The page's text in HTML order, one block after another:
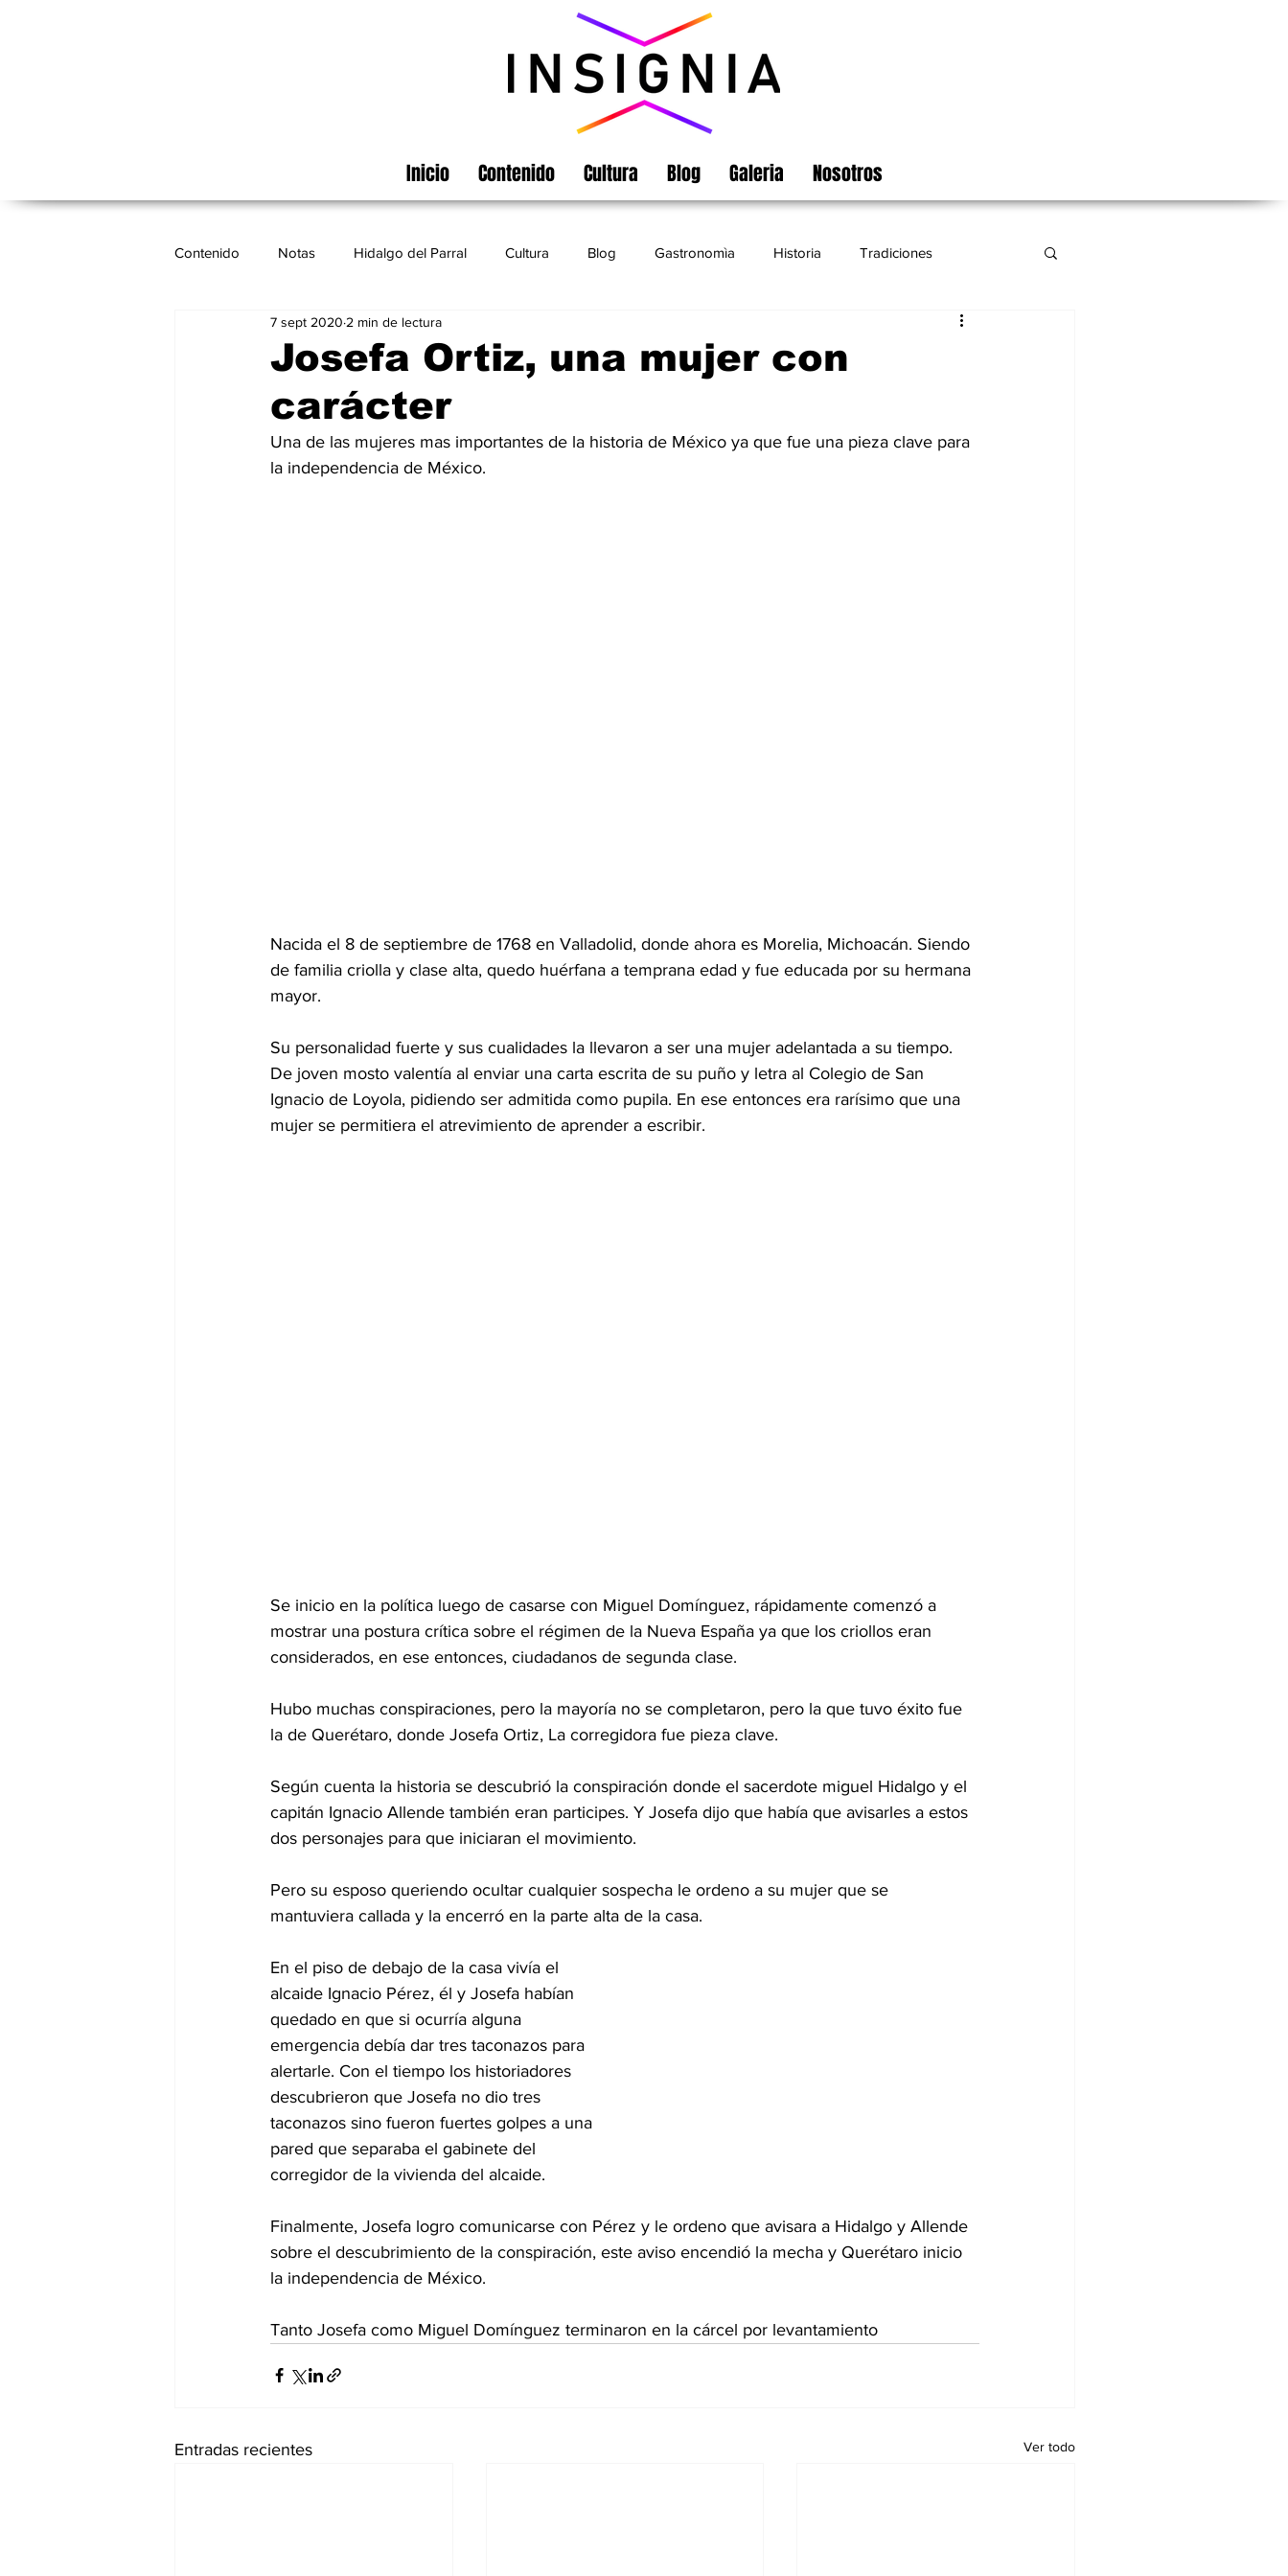
Inicio Contenido Cultura Blog Galeria Nosotros
Contenido Notas Hidalgo del Parral Cultura Blog Gastronomìa Historia Tradiciones
Cinematografía México Turismo
Josefa Ortiz, una mujer con
carácter
7 sept 2020 2 min de lectura
Una de las mujeres mas importantes de la historia de México ya que fue una pieza clave para
la independencia de México.
Nacida el 8 de septiembre de 1768 en Valladolid, donde ahora es Morelia, Michoacán. Siendo
de familia criolla y clase alta, quedo huérfana a temprana edad y fue educada por su hermana
mayor.
Su personalidad fuerte y sus cualidades la llevaron a ser una mujer adelantada a su tiempo.
De joven mosto valentía al enviar una carta escrita de su puño y letra al Colegio de San
Ignacio de Loyola, pidiendo ser admitida como pupila. En ese entonces era rarísimo que una
mujer se permitiera el atrevimiento de aprender a escribir.
Se inicio en la política luego de casarse con Miguel Domínguez, rápidamente comenzó a
mostrar una postura crítica sobre el régimen de la Nueva España ya que los criollos eran
considerados, en ese entonces, ciudadanos de segunda clase.
Hubo muchas conspiraciones, pero la mayoría no se completaron, pero la que tuvo éxito fue
la de Querétaro, donde Josefa Ortiz, La corregidora fue pieza clave.
Según cuenta la historia se descubrió la conspiración donde el sacerdote miguel Hidalgo y el
capitán Ignacio Allende también eran participes. Y Josefa dijo que había que avisarles a estos
dos personajes para que iniciaran el movimiento.
Pero su esposo queriendo ocultar cualquier sospecha le ordeno a su mujer que se
mantuviera callada y la encerró en la parte alta de la casa.
En el piso de debajo de la casa vivía el
alcaide Ignacio Pérez, él y Josefa habían
quedado en que si ocurría alguna
emergencia debía dar tres taconazos para
alertarle. Con el tiempo los historiadores
descubrieron que Josefa no dio tres
taconazos sino fueron fuertes golpes a una
pared que separaba el gabinete del
corregidor de la vivienda del alcaide.
Finalmente, Josefa logro comunicarse con Pérez y le ordeno que avisara a Hidalgo y Allende
sobre el descubrimiento de la conspiración, este aviso encendió la mecha y Querétaro inicio
la independencia de México.
Tanto Josefa como Miguel Domínguez terminaron en la cárcel por levantamiento
Entradas recientes Ver todo